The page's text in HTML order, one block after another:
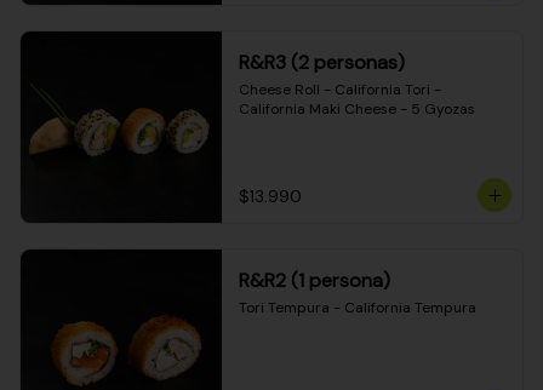
R&R3 (2 personas)
Cheese Roll - California Tori -
California Maki Cheese - 5 Gyozas
$13.990
R&R2 (1 persona)
Tori Tempura - California Tempura